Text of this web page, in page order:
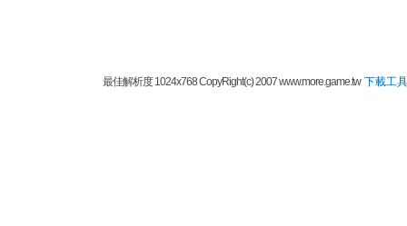
最佳解析度 1024x768 CopyRight(c) 2007 www.more.game.tw下載工